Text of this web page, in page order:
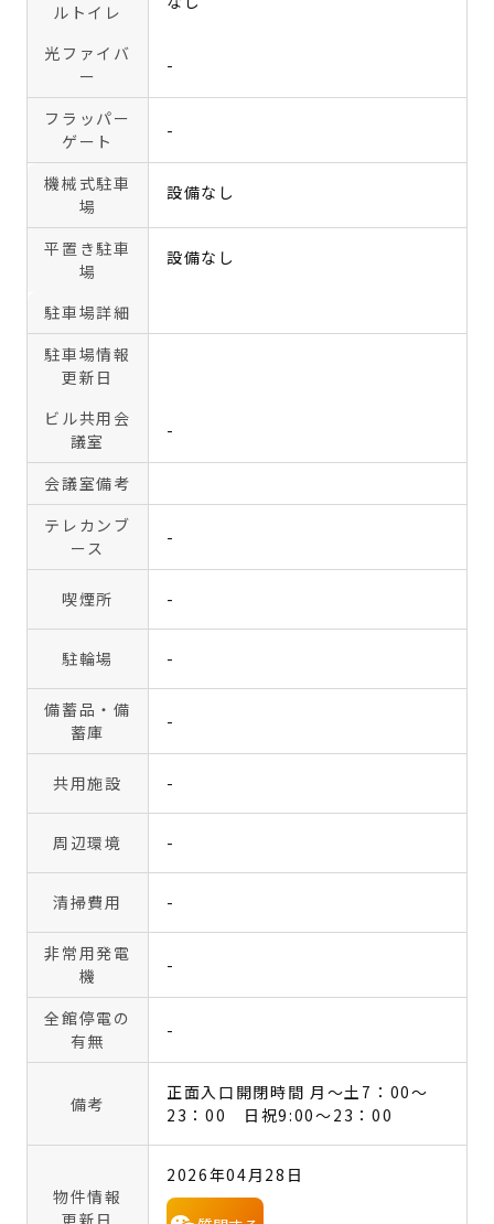
ルトイレ
光ファイバ
ー
-
フラッパー
ゲート
-
機械式駐車
場
設備なし
平置き駐車
場
設備なし
駐車場詳細
駐車場情報
更新日
ビル共用会
議室
-
会議室備考
テレカンブ
ース
-
喫煙所 -
駐輪場 -
備蓄品・備
蓄庫
-
共用施設 -
周辺環境 -
清掃費用 -
非常用発電
機
-
全館停電の
有無
-
備考
正面入口開閉時間 月～土7：00～
23：00 日祝9:00～23：00
物件情報
更新日
2026年04月28日